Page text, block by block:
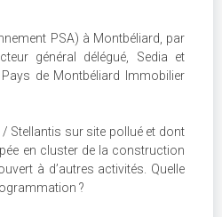
PSA) à Montbéliard, par
général délégué, Sedia et
Pays de Montbéliard Immobilier
Stellantis sur site pollué et dont
en cluster de la construction
à d’autres activités. Quelle
?